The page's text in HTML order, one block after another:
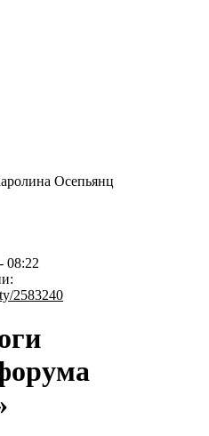
Осепьянц
08:22
2583240